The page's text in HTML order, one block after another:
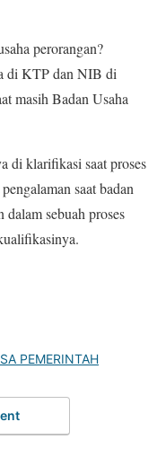
perorangan?
di KTP dan NIB di
masih Badan Usaha
di klarifikasi saat proses
saat badan
sebuah proses
PEMERINTAH